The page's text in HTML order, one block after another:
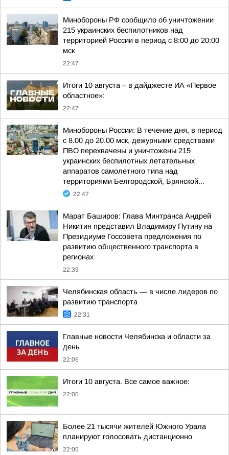
Минобороны РФ сообщило об уничтожении
215 украинских беспилотников над
территорией России в период с 8:00 до 20:00
мск
22:47
Итоги 10 августа – в дайджесте ИА «Первое
областное»:
22:47
Минобороны России: В течение дня, в период
с 8.00 до 20.00 мск, дежурными средствами
ПВО перехвачены и уничтожены 215
украинских беспилотных летательных
аппаратов самолетного типа над
территориями Белгородской, Брянской...
22:47
Марат Баширов: Глава Минтранса Андрей
Никитин представил Владимиру Путину на
Президиуме Госсовета предложения по
развитию общественного транспорта в
регионах
22:39
Челябинская область — в числе лидеров по
развитию транспорта
22:31
Главные новости Челябинска и области за
день
22:05
Итоги 10 августа. Все самое важное:
22:05
Более 21 тысячи жителей Южного Урала
планируют голосовать дистанционно
22:05